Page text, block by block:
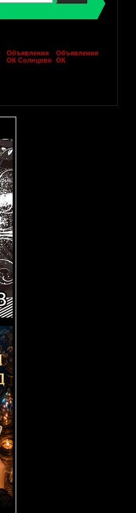
Объявления
ОК Солнцево
Объявления
ОК